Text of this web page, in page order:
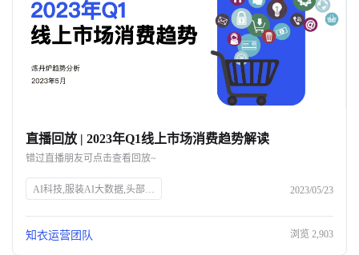
直播回放 | 2023年Q1线上市场消费趋势解读
错过直播朋友可点击查看回放~
AI科技,服装AI大数据,头部企业,知衣科技,官网SEO 2023/05/23
知衣运营团队 浏览 2,903